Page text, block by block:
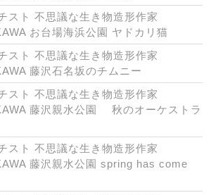
スト 不思議な生き物造形作家
お台場海浜公園 ヤドカリ猫
スト 不思議な生き物造形作家
藤沢石名坂のチムニー
スト 不思議な生き物造形作家
藤沢親水公園 秋のオーケストラ
スト 不思議な生き物造形作家
藤沢親水公園 spring has come